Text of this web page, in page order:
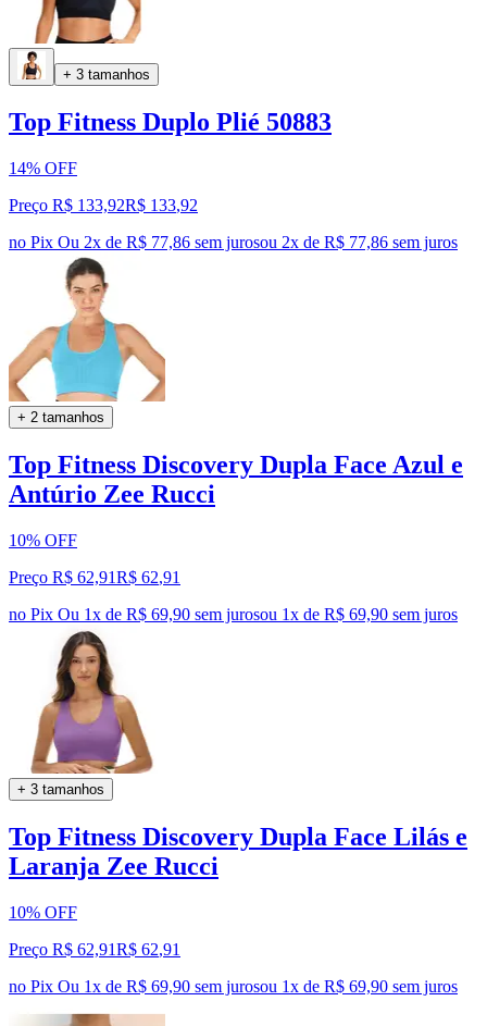
+ 3 tamanhos
Top Fitness Duplo Plié 50883
14% OFF
Preço R$ 133,92R$ 133,92
no Pix Ou 2x de R$ 77,86 sem jurosou 2x de R$ 77,86 sem juros
+ 2 tamanhos
Top Fitness Discovery Dupla Face Azul e
Antúrio Zee Rucci
10% OFF
Preço R$ 62,91R$ 62,91
no Pix Ou 1x de R$ 69,90 sem jurosou 1x de R$ 69,90 sem juros
+ 3 tamanhos
Top Fitness Discovery Dupla Face Lilás e
Laranja Zee Rucci
10% OFF
Preço R$ 62,91R$ 62,91
no Pix Ou 1x de R$ 69,90 sem jurosou 1x de R$ 69,90 sem juros